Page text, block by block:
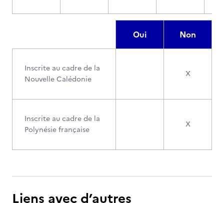
Oui Non
Inscrite au cadre de la
Nouvelle Calédonie
X
Inscrite au cadre de la
Polynésie française
X
Liens avec d’autres